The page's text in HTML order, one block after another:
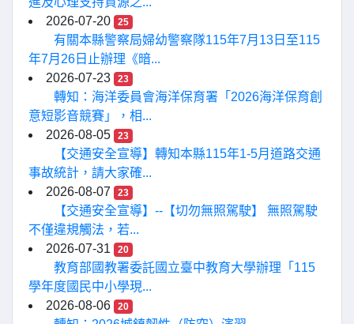
2026-07-20
25
有關本縣警察局婦幼警察隊115年7月13日至115
年7月26日止辦理《暗...
2026-07-23
23
轉知：海洋委員會海洋保育署「2026海洋保育創
意短影音競賽」，相...
2026-08-05
23
【交通安全宣導】轉知本縣115年1-5月道路交通
事故統計，請大家確...
2026-08-07
23
【交通安全宣導】--【切勿無照駕駛】 無照駕駛
不僅違規觸法，若...
2026-07-31
20
教育部國教署委託國立臺中教育大學辦理「115
學年度國民中小學現...
2026-08-06
20